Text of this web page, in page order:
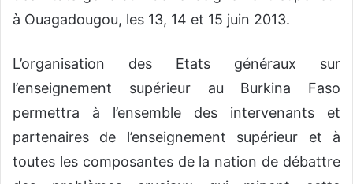
à Ouagadougou, les 13, 14 et 15 juin 2013.
L’organisation des Etats généraux sur
l’enseignement supérieur au Burkina Faso
permettra à l’ensemble des intervenants et
partenaires de l’enseignement supérieur et à
toutes les composantes de la nation de débattre